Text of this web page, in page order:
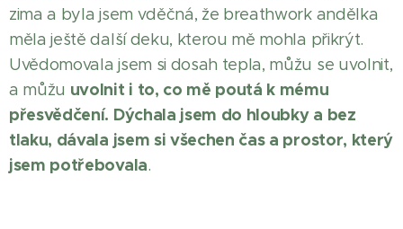
zima a byla jsem vděčná, že breathwork andělka
měla ještě další deku, kterou mě mohla přikrýt.
Uvědomovala jsem si dosah tepla, můžu se uvolnit,
a můžu uvolnit i to, co mě poutá k mému
přesvědčení. Dýchala jsem do hloubky a bez
tlaku, dávala jsem si všechen čas a prostor, který
jsem potřebovala.